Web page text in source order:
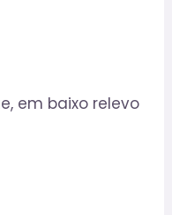
em baixo relevo